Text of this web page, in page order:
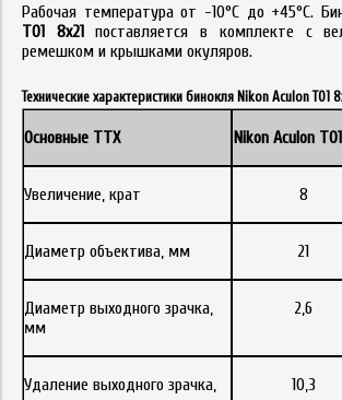
Рабочая температура от -10°C до +45°C.
T01 8x21поставляется в комплекте с
ремешком и крышками окуляров.
Технические характеристики бинокля Nikon Aculon T01
Основные ТТХ Nikon Aculon
Увеличение, крат 8
Диаметр объектива, мм 21
Диаметр выходного зрачка,
мм
2,6
Удаление выходного зрачка,
10,3